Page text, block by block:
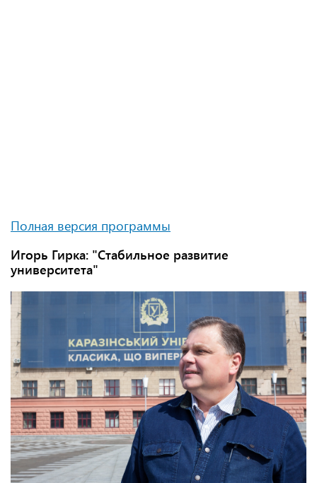
Полная версия программы
Игорь Гирка: "Стабильное развитие
университета"